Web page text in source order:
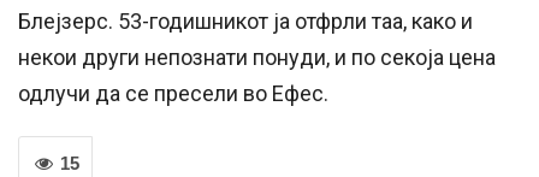
Блејзерс. 53-годишникот ја отфрли таа, како и
некои други непознати понуди, и по секоја цена
одлучи да се пресели во Ефес.
15